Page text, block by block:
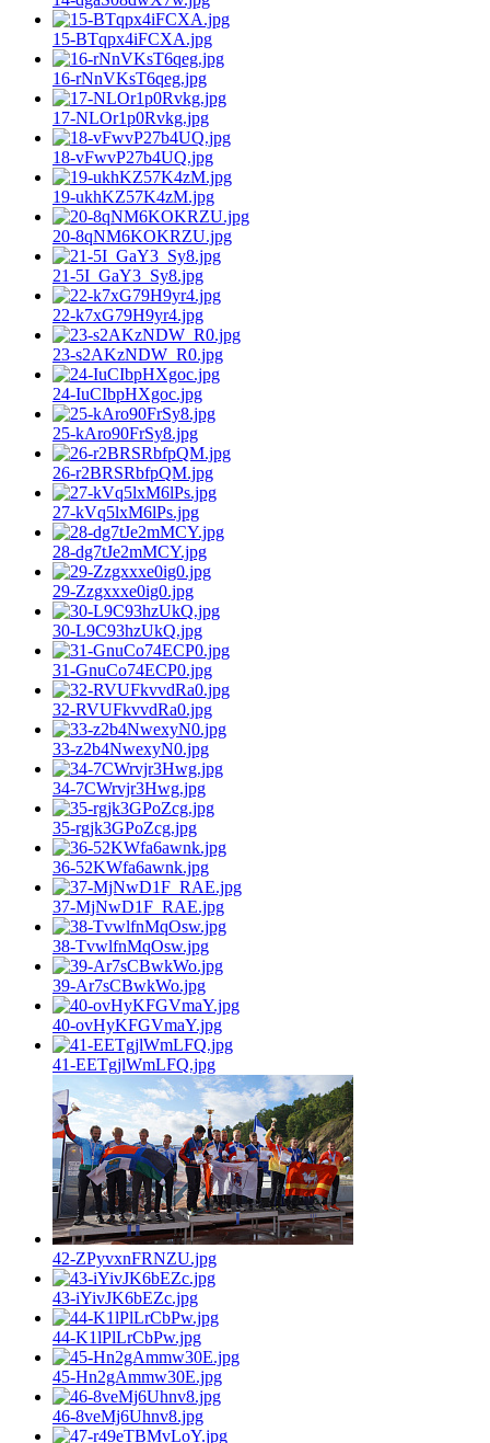
15-BTqpx4iFCXA.jpg
16-rNnVKsT6qeg.jpg
17-NLOr1p0Rvkg.jpg
18-vFwvP27b4UQ.jpg
19-ukhKZ57K4zM.jpg
20-8qNM6KOKRZU.jpg
21-5I_GaY3_Sy8.jpg
22-k7xG79H9yr4.jpg
23-s2AKzNDW_R0.jpg
24-IuCIbpHXgoc.jpg
25-kAro90FrSy8.jpg
26-r2BRSRbfpQM.jpg
27-kVq5lxM6lPs.jpg
28-dg7tJe2mMCY.jpg
29-Zzgxxxe0ig0.jpg
30-L9C93hzUkQ.jpg
31-GnuCo74ECP0.jpg
32-RVUFkvvdRa0.jpg
33-z2b4NwexyN0.jpg
34-7CWrvjr3Hwg.jpg
35-rgjk3GPoZcg.jpg
36-52KWfa6awnk.jpg
37-MjNwD1F_RAE.jpg
38-TvwlfnMqOsw.jpg
39-Ar7sCBwkWo.jpg
40-ovHyKFGVmaY.jpg
41-EETgjlWmLFQ.jpg
42-ZPyvxnFRNZU.jpg
43-iYivJK6bEZc.jpg
44-K1lPlLrCbPw.jpg
45-Hn2gAmmw30E.jpg
46-8veMj6Uhnv8.jpg